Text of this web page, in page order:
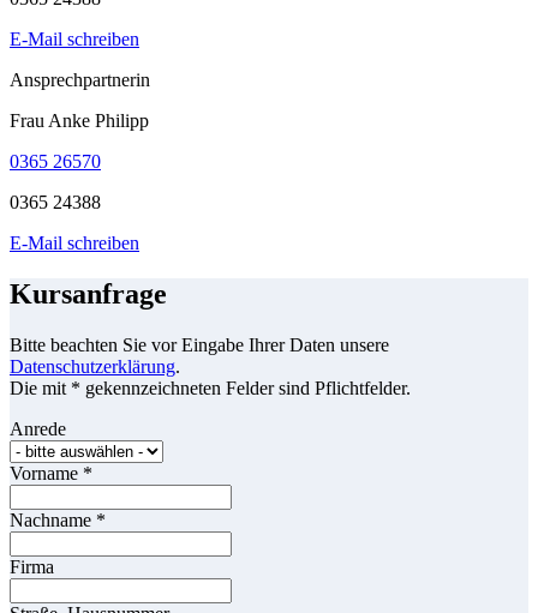
E-Mail schreiben
Ansprechpartnerin
Frau Anke Philipp
0365 26570
0365 24388
E-Mail schreiben
Kursanfrage
Bitte beachten Sie vor Eingabe Ihrer Daten unsere
Datenschutzerklärung.
Die mit * gekennzeichneten Felder sind Pflichtfelder.
Anrede
Vorname *
Nachname *
Firma